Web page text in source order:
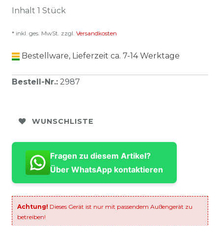
Inhalt 1 Stück
* inkl. ges. MwSt. zzgl. Versandkosten
Bestellware, Lieferzeit ca. 7-14 Werktage
Bestell-Nr.: 2987
WUNSCHLISTE
Fragen zu diesem Artikel?
Über WhatsApp kontaktieren
Achtung! Dieses Gerät ist nur mit passendem Außengerät zu
betreiben!